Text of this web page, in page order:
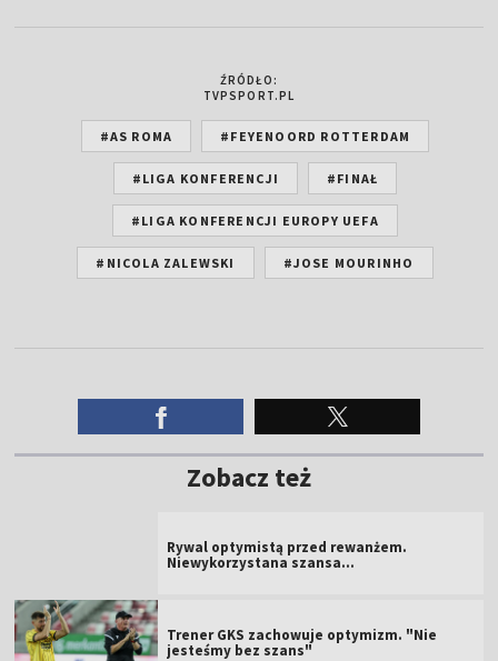
ŹRÓDŁO:
TVPSPORT.PL
#AS ROMA #FEYENOORD ROTTERDAM
#LIGA KONFERENCJI #FINAŁ
#LIGA KONFERENCJI EUROPY UEFA
#NICOLA ZALEWSKI #JOSE MOURINHO
Zobacz też
Rywal optymistą przed rewanżem.
Niewykorzystana szansa...
Trener GKS zachowuje optymizm. "Nie
jesteśmy bez szans"